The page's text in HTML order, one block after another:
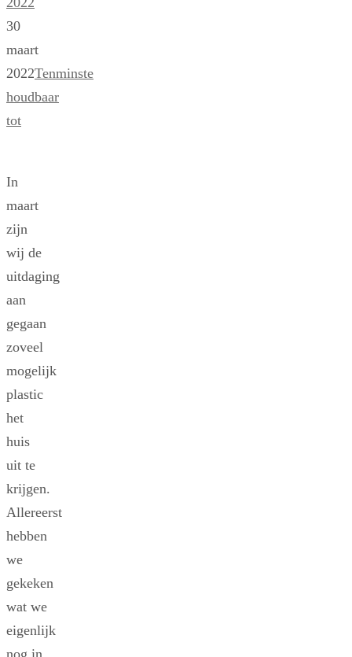
30
maart
2022Tenminste
houdbaar
tot
In
maart
zijn
wij de
uitdaging
aan
gegaan
zoveel
mogelijk
plastic
het
huis
uit te
krijgen.
Allereerst
hebben
we
gekeken
wat we
eigenlijk
nog in